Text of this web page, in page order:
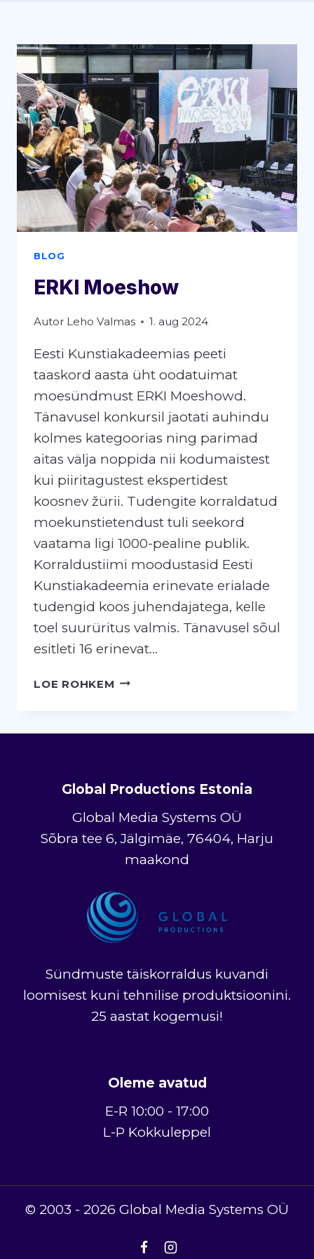
BLOG
ERKI Moeshow
Autor Leho Valmas 1. aug 2024
Eesti Kunstiakadeemias peeti
taaskord aasta üht oodatuimat
moesündmust ERKI Moeshowd.
Tänavusel konkursil jaotati auhindu
kolmes kategoorias ning parimad
aitas välja noppida nii kodumaistest
kui piiritagustest ekspertidest
koosnev žürii. Tudengite korraldatud
moekunstietendust tuli seekord
vaatama ligi 1000-pealine publik.
Korraldustiimi moodustasid Eesti
Kunstiakadeemia erinevate erialade
tudengid koos juhendajatega, kelle
toel suurüritus valmis. Tänavusel sõul
esitleti 16 erinevat…
LOE ROHKEM ERKI
Global Productions Estonia
Global Media Systems OÜ
Sõbra tee 6, Jälgimäe, 76404, Harju
maakond
Sündmuste täiskorraldus kuvandi
loomisest kuni tehnilise produktsioonini.
25 aastat kogemusi!
Oleme avatud
E-R 10:00 - 17:00
L-P Kokkuleppel
© 2003 - 2026 Global Media Systems OÜ